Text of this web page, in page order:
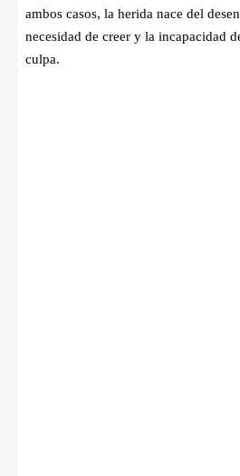
ambos casos, la herida nace del
necesidad de creer y la incapacidad
culpa.